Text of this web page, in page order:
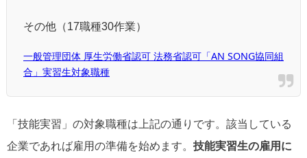
その他（17職種30作業）
一般管理団体 厚生労働省認可 法務省認可「AN SONG協同組
合」実習生対象職種
「技能実習」の対象職種は上記の通りです。該当している
企業であれば雇用の準備を始めます。 技能実習生の雇用に